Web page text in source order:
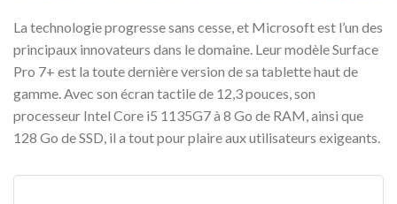
La technologie progresse sans cesse, et Microsoft est l’un des
principaux innovateurs dans le domaine. Leur modèle Surface
Pro 7+ est la toute dernière version de sa tablette haut de
gamme. Avec son écran tactile de 12,3 pouces, son
processeur Intel Core i5 1135G7 à 8 Go de RAM, ainsi que
128 Go de SSD, il a tout pour plaire aux utilisateurs exigeants.